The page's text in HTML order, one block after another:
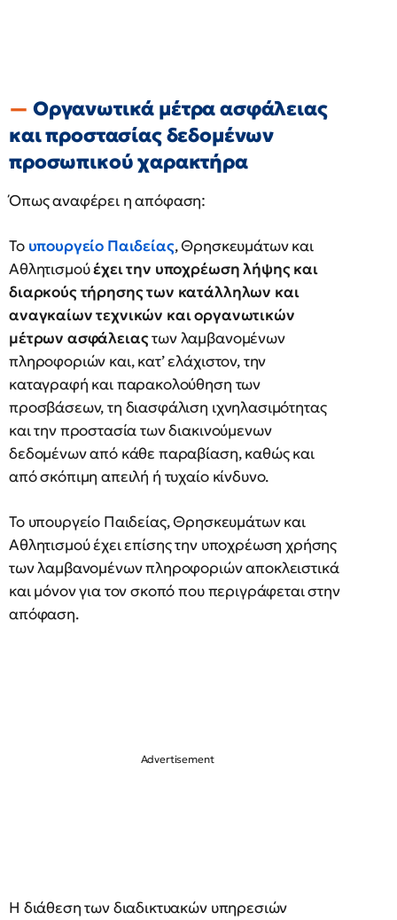
Οργανωτικά μέτρα ασφάλειας
και προστασίας δεδομένων
προσωπικού χαρακτήρα
Όπως αναφέρει η απόφαση:
Το υπουργείο Παιδείας, Θρησκευμάτων και
Αθλητισμούέχει την υποχρέωση λήψης και
διαρκούς τήρησης των κατάλληλων και
αναγκαίων τεχνικών και οργανωτικών
μέτρων ασφάλειαςτων λαμβανομένων
πληροφοριών και, κατ’ ελάχιστον, την
καταγραφή και παρακολούθηση των
προσβάσεων, τη διασφάλιση ιχνηλασιμότητας
και την προστασία των διακινούμενων
δεδομένων από κάθε παραβίαση, καθώς και
από σκόπιμη απειλή ή τυχαίο κίνδυνο.
Το υπουργείο Παιδείας, Θρησκευμάτων και
Αθλητισμού έχει επίσης την υποχρέωση χρήσης
των λαμβανομένων πληροφοριών αποκλειστικά
και μόνον για τον σκοπό που περιγράφεται στην
απόφαση.
Η διάθεση των διαδικτυακών υπηρεσιών